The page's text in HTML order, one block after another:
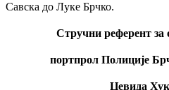
Савска до Луке Брчко.
Стручни референт за
портпрол Полиције
Џевида